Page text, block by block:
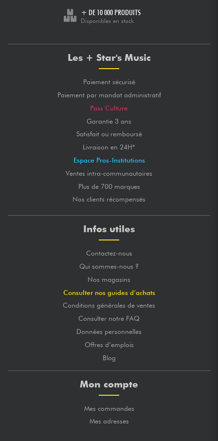
+ DE 10 000 PRODUITS
Disponibles en stock
Les + Star's Music
Paiement sécurisé
Paiement par mandat administratif
Pass Culture
Garantie 3 ans
Satisfait ou remboursé
Livraison en 24H*
Espace Pros-Institutions
Ventes intra-communautaires
Plus de 700 marques
Nos clients récompensés
Infos utiles
Contactez-nous
Qui sommes-nous ?
Nos magasins
Consulter nos guides d’achats
Conditions générales de ventes
Consulter notre FAQ
Données personnelles
Offres d’emplois
Blog
Mon compte
Mes commandes
Mes adresses